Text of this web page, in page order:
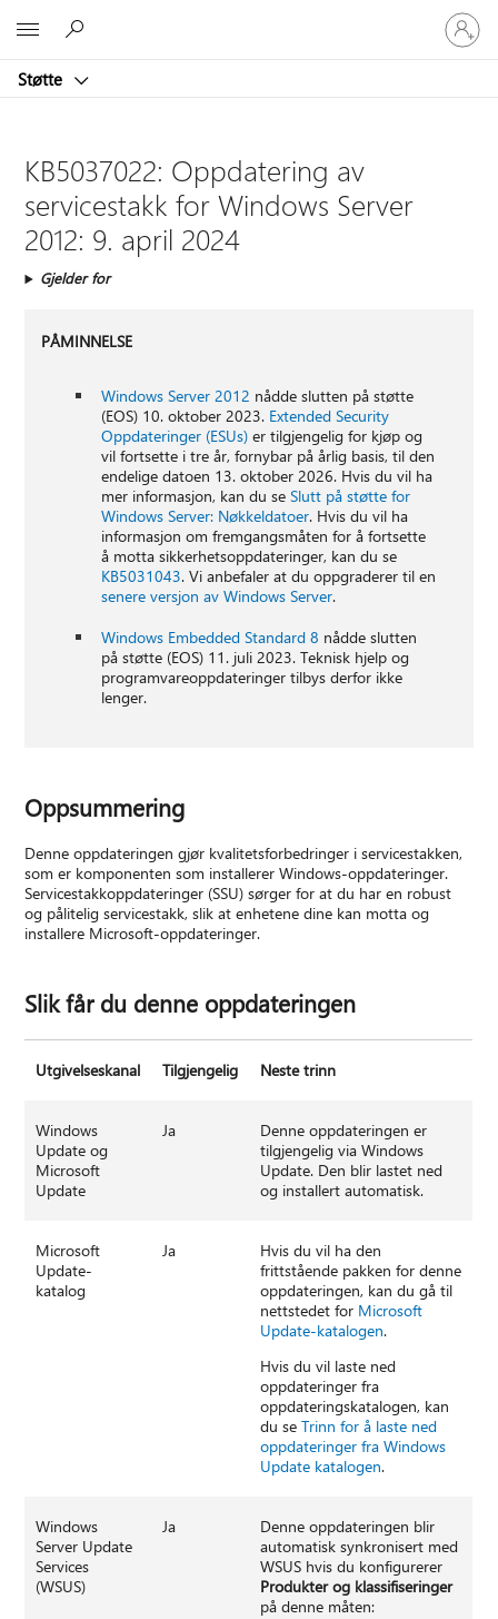
Støtte
Logg
på
kontoen
KB5037022: Oppdatering av
servicestakk for Windows Server
2012: 9. april 2024
Gjelder for
PÅMINNELSE
Windows Server 2012 nådde slutten på støtte
(EOS) 10. oktober 2023. Extended Security
Oppdateringer (ESUs)er tilgjengelig for kjøp og
vil fortsette i tre år, fornybar på årlig basis, til den
endelige datoen 13. oktober 2026. Hvis du vil ha
mer informasjon, kan du se Slutt på støtte for
Windows Server: Nøkkeldatoer. Hvis du vil ha
informasjon om fremgangsmåten for å fortsette
å motta sikkerhetsoppdateringer, kan du se
KB5031043. Vi anbefaler at du oppgraderer til en
senere versjon av Windows Server.
Windows Embedded Standard 8 nådde slutten
på støtte (EOS) 11. juli 2023. Teknisk hjelp og
programvareoppdateringer tilbys derfor ikke
lenger.
Oppsummering
Denne oppdateringen gjør kvalitetsforbedringer i servicestakken,
som er komponenten som installerer Windows-oppdateringer.
Servicestakkoppdateringer (SSU) sørger for at du har en robust
og pålitelig servicestakk, slik at enhetene dine kan motta og
installere Microsoft-oppdateringer.
Slik får du denne oppdateringen
Utgivelseskanal Tilgjengelig Neste trinn
Windows
Update og
Microsoft
Update
Ja
Denne oppdateringen er
tilgjengelig via Windows
Update. Den blir lastet ned
og installert automatisk.
Microsoft
Update-
katalog
Ja
Hvis du vil ha den
frittstående pakken for denne
oppdateringen, kan du gå til
nettstedet for Microsoft
Update-katalogen.
Hvis du vil laste ned
oppdateringer fra
oppdateringskatalogen, kan
du seTrinn for å laste ned
oppdateringer fra Windows
Update katalogen.
Windows
Server Update
Services
(WSUS)
Ja
Denne oppdateringen blir
automatisk synkronisert med
WSUS hvis du konfigurerer
Produkter og klassifiseringer
på denne måten: